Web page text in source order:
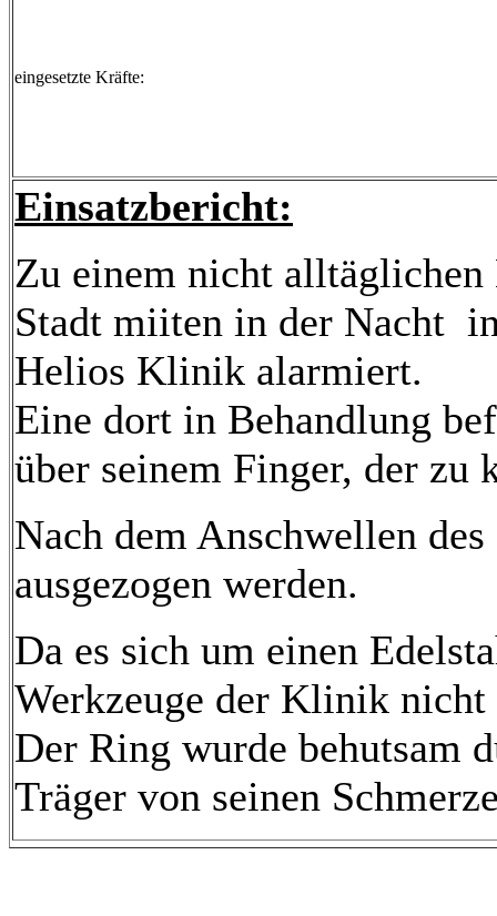
eingesetzte Kräfte:
Einsatzbericht:
Zu einem nicht
Stadt miiten in der Nacht
Helios Klinik alarmiert.
Eine dort in Behandlung
über seinem Finger, der zu
Nach dem Anschwellen
ausgezogen werden.
Da es sich um einen
Werkzeuge der Klinik nicht
Der Ring wurde behutsam
Träger von seinen